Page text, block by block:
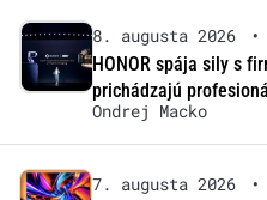
8. augusta 2026 •
HONOR spája sily s
prichádzajú
Ondrej Macko
7. augusta 2026 •